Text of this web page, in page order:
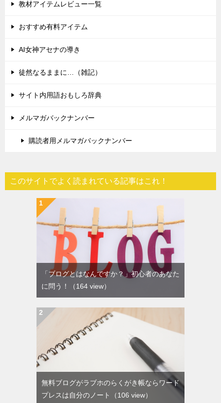
教材アイテムレビュー一覧
おすすめ有料アイテム
AI女神アセナの導き
徒然なるままに…（雑記）
サイト内用語おもしろ辞典
メルマガバックナンバー
購読者用メルマガバックナンバー
このサイトでよく読まれている記事はこれ！
「ブログとはなんですか？」初心者のあなた
に問う！
（164 view）
無料ブログがラブホのらくがき帳ならワード
プレスは自分のノート
（106 view）